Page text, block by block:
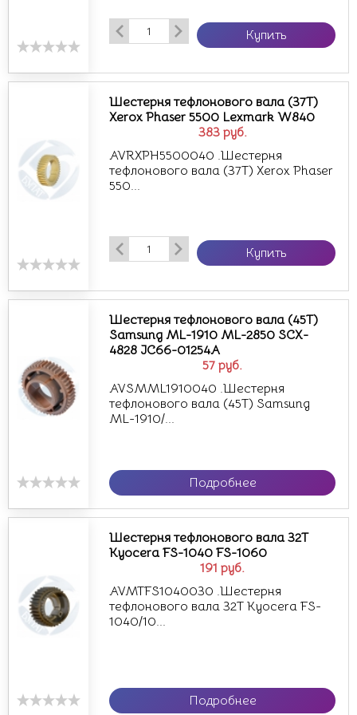
Купить
383 руб.
Шестерня тефлонового вала (37Т)
Xerox Phaser 5500 Lexmark W840
AVRXPH5500040 .Шестерня
тефлонового вала (37Т) Xerox Phaser
550...
Купить
57 руб.
Шестерня тефлонового вала (45T)
Samsung ML-1910 ML-2850 SCX-
4828 JC66-01254A
AVSMML1910040 .Шестерня
тефлонового вала (45T) Samsung
ML-1910/...
Подробнее
191 руб.
Шестерня тефлонового вала 32Т
Kyocera FS-1040 FS-1060
AVMTFS1040030 .Шестерня
тефлонового вала 32Т Kyocera FS-
1040/10...
Подробнее